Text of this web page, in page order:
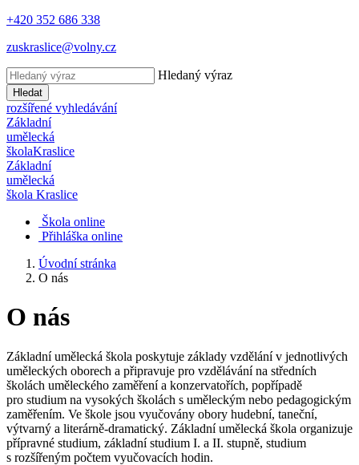
+420 352 686 338
zuskraslice@volny.cz
Hledaný výraz
Hledat
rozšířené vyhledávání
Základní
umělecká
školaKraslice
Základní
umělecká
škola Kraslice
Škola online
Přihláška online
Úvodní stránka
O nás
O nás
Základní umělecká škola poskytuje základy vzdělání v jednotlivých
uměleckých oborech a připravuje pro vzdělávání na středních
školách uměleckého zaměření a konzervatořích, popřípadě
pro studium na vysokých školách s uměleckým nebo pedagogickým
zaměřením. Ve škole jsou vyučovány obory hudební, taneční,
výtvarný a literárně-dramatický. Základní umělecká škola organizuje
přípravné studium, základní studium I. a II. stupně, studium
s rozšířeným počtem vyučovacích hodin.